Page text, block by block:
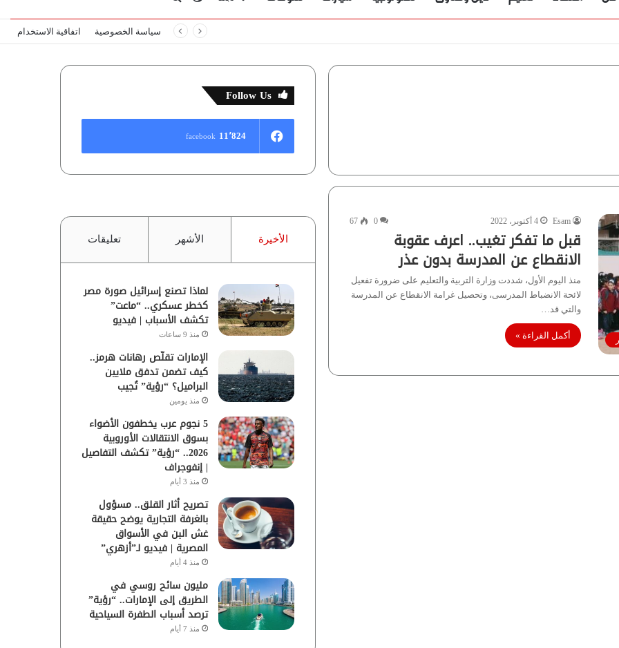
عنالمظلم
سياسة الخصوصية اتفاقية الاستخدام
Esam 4 أكتوبر، 2022 0
67
قبل ما تفكر تغيب.. اعرف عقوبة
الانقطاع عن المدرسة بدون عذر
منذ اليوم الأول، شددت وزارة التربية والتعليم على ضرورة تفعيل
لائحة الانضباط المدرسى، وتحصيل غرامة الانقطاع عن المدرسة
والتي قد…
أكمل القراءة »
Follow Us
11٬824 facebook
الأخيرة الأشهر تعليقات
لماذا تصنع إسرائيل صورة مصر
كخطر عسكري.. “ماعت”
تكشف الأسباب | فيديو
منذ 9 ساعات
الإمارات تقلّص رهانات هرمز..
كيف تضمن تدفق ملايين
البراميل؟ “رؤية” تُجيب
منذ يومين
5 نجوم عرب يخطفون الأضواء
بسوق الانتقالات الأوروبية
2026.. “رؤية” تكشف التفاصيل
| إنفوجراف
منذ 3 أيام
تصريح أثار القلق.. مسؤول
بالغرفة التجارية يوضح حقيقة
غش البن في الأسواق
المصرية | فيديو لـ”أزهري”
منذ 4 أيام
مليون سائح روسي في
الطريق إلى الإمارات.. “رؤية”
ترصد أسباب الطفرة السياحية
منذ 7 أيام